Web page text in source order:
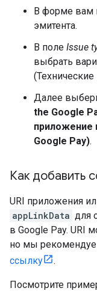
В форме вам
эмитента.
В поле Issue
выбрать
Далее
the Google
приложение
Google Pay).
Как добавить
URI приложения
appLinkData для
в Google Pay. URI
но мы
ссылку
.
Посмотрите